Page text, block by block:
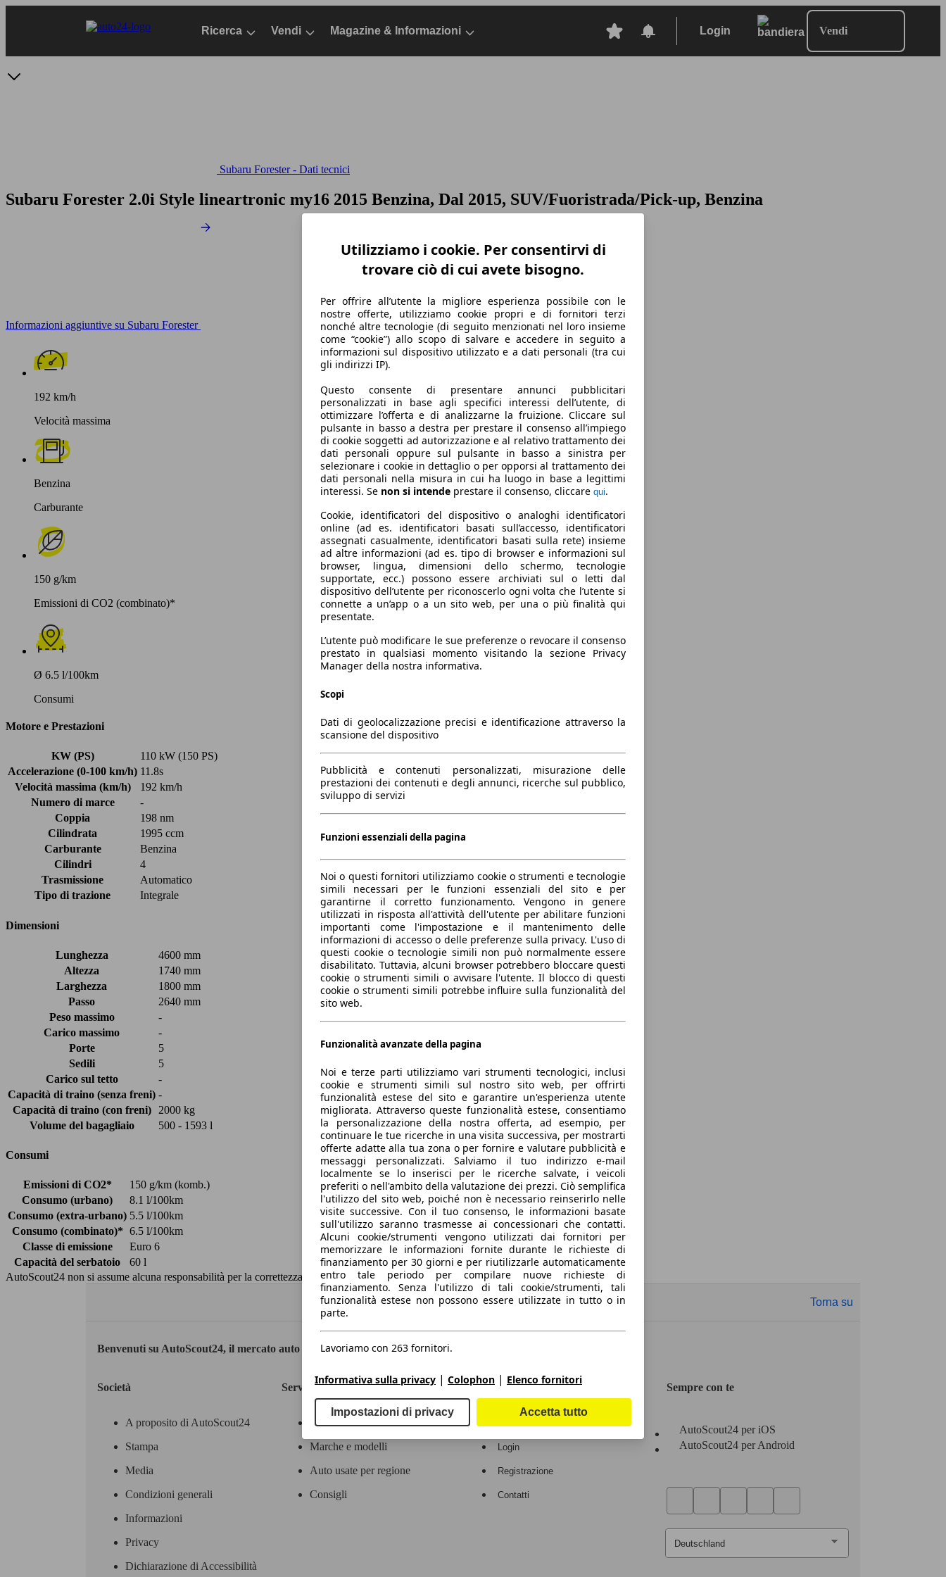
Ricerca Vendi Magazine & Informazioni Login Vendi
Subaru Forester - Dati tecnici
Subaru Forester 2.0i Style lineartronic my16 2015 Benzina, Dal 2015, SUV/Fuoristrada/Pick-up, Benzina
Informazioni aggiuntive su Subaru Forester
192 km/h
Velocità massima
Benzina
Carburante
150 g/km
Emissioni di CO2 (combinato)*
Ø 6.5 l/100km
Consumi
Motore e Prestazioni
KW (PS)
110 kW (150 PS)
Accelerazione (0-100 km/h) 11.8s
Velocità massima (km/h)
192 km/h
Numero di marce
-
Coppia
198 nm
Cilindrata
1995 ccm
Carburante
Benzina
Cilindri
4
Trasmissione
Automatico
Tipo di trazione
Integrale
Dimensioni
Lunghezza
4600 mm
Altezza
1740 mm
Larghezza
1800 mm
Passo
2640 mm
Peso massimo
-
Carico massimo
-
Porte
5
Sedili
5
Carico sul tetto
-
Capacità di traino (senza freni) -
Capacità di traino (con freni)
2000 kg
Volume del bagagliaio
500 - 1593 l
Consumi
Emissioni di CO2*
150 g/km (komb.)
Consumo (urbano)
8.1 l/100km
Consumo (extra-urbano) 5.5 l/100km
Consumo (combinato)* 6.5 l/100km
Classe di emissione
Euro 6
Capacità del serbatoio
60 l
AutoScout24 non si assume alcuna responsabilità per la correttezza dei dati.
Torna su
Benvenuti su AutoScout24, il mercato auto europeo.
Società
A proposito di AutoScout24
Stampa
Media
Condizioni generali
Informazioni
Privacy
Dichiarazione di Accessibilità
Servizi
Contatti
Marche e modelli
Auto usate per regione
Consigli
Area rivenditori
Login
Registrazione
Contatti
Sempre con te
AutoScout24 per iOS
AutoScout24 per Android
Utilizziamo i cookie. Per consentirvi di
trovare ciò di cui avete bisogno.
Per offrire all’utente la migliore esperienza possibile con le
nostre offerte, utilizziamo cookie propri e di fornitori terzi
nonché altre tecnologie (di seguito menzionati nel loro insieme
come “cookie”) allo scopo di salvare e accedere in seguito a
informazioni sul dispositivo utilizzato e a dati personali (tra cui
gli indirizzi IP).
Questo consente di presentare annunci pubblicitari
personalizzati in base agli specifici interessi dell’utente, di
ottimizzare l’offerta e di analizzarne la fruizione. Cliccare sul
pulsante in basso a destra per prestare il consenso all’impiego
di cookie soggetti ad autorizzazione e al relativo trattamento dei
dati personali oppure sul pulsante in basso a sinistra per
selezionare i cookie in dettaglio o per opporsi al trattamento dei
dati personali nella misura in cui ha luogo in base a legittimi
interessi. Se non si intende prestare il consenso, cliccare qui.
Cookie, identificatori del dispositivo o analoghi identificatori
online (ad es. identificatori basati sull’accesso, identificatori
assegnati casualmente, identificatori basati sulla rete) insieme
ad altre informazioni (ad es. tipo di browser e informazioni sul
browser, lingua, dimensioni dello schermo, tecnologie
supportate, ecc.) possono essere archiviati sul o letti dal
dispositivo dell’utente per riconoscerlo ogni volta che l’utente si
connette a un’app o a un sito web, per una o più finalità qui
presentate.
L’utente può modificare le sue preferenze o revocare il consenso
prestato in qualsiasi momento visitando la sezione Privacy
Manager della nostra informativa.
Scopi
Dati di geolocalizzazione precisi e identificazione attraverso la
scansione del dispositivo
Pubblicità e contenuti personalizzati, misurazione delle
prestazioni dei contenuti e degli annunci, ricerche sul pubblico,
sviluppo di servizi
Funzioni essenziali della pagina
Noi o questi fornitori utilizziamo cookie o strumenti e tecnologie
simili necessari per le funzioni essenziali del sito e per
garantirne il corretto funzionamento. Vengono in genere
utilizzati in risposta all'attività dell'utente per abilitare funzioni
importanti come l'impostazione e il mantenimento delle
informazioni di accesso o delle preferenze sulla privacy. L'uso di
questi cookie o tecnologie simili non può normalmente essere
disabilitato. Tuttavia, alcuni browser potrebbero bloccare questi
cookie o strumenti simili o avvisare l'utente. Il blocco di questi
cookie o strumenti simili potrebbe influire sulla funzionalità del
sito web.
Funzionalità avanzate della pagina
Noi e terze parti utilizziamo vari strumenti tecnologici, inclusi
cookie e strumenti simili sul nostro sito web, per offrirti
funzionalità estese del sito e garantire un'esperienza utente
migliorata. Attraverso queste funzionalità estese, consentiamo
la personalizzazione della nostra offerta, ad esempio, per
continuare le tue ricerche in una visita successiva, per mostrarti
offerte adatte alla tua zona o per fornire e valutare pubblicità e
messaggi personalizzati. Salviamo il tuo indirizzo e-mail
localmente se lo inserisci per le ricerche salvate, i veicoli
preferiti o nell'ambito della valutazione dei prezzi. Ciò semplifica
l'utilizzo del sito web, poiché non è necessario reinserirlo nelle
visite successive. Con il tuo consenso, le informazioni basate
sull'utilizzo saranno trasmesse ai concessionari che contatti.
Alcuni cookie/strumenti vengono utilizzati dai fornitori per
memorizzare le informazioni fornite durante le richieste di
finanziamento per 30 giorni e per riutilizzarle automaticamente
entro tale periodo per compilare nuove richieste di
finanziamento. Senza l'utilizzo di tali cookie/strumenti, tali
funzionalità estese non possono essere utilizzate in tutto o in
parte.
Lavoriamo con 263 fornitori.
Informativa sulla privacy | Colophon | Elenco fornitori
Impostazioni di privacy Accetta tutto